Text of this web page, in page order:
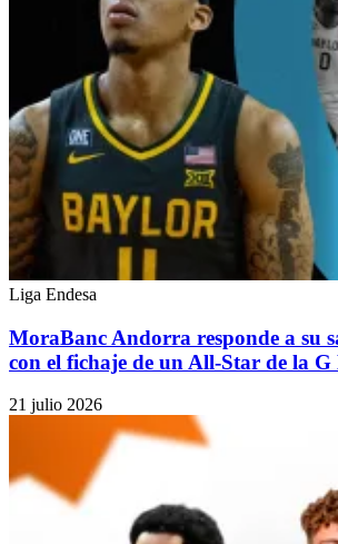
Liga Endesa
MoraBanc Andorra responde a su
con el fichaje de un All-Star de la G
21 julio 2026